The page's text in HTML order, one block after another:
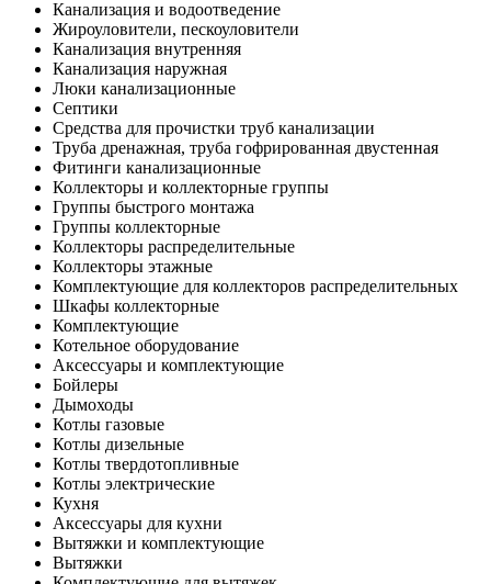
Канализация и водоотведение
Жироуловители, пескоуловители
Канализация внутренняя
Канализация наружная
Люки канализационные
Септики
Средства для прочистки труб канализации
Труба дренажная, труба гофрированная двустенная
Фитинги канализационные
Коллекторы и коллекторные группы
Группы быстрого монтажа
Группы коллекторные
Коллекторы распределительные
Коллекторы этажные
Комплектующие для коллекторов распределительных
Шкафы коллекторные
Комплектующие
Котельное оборудование
Аксессуары и комплектующие
Бойлеры
Дымоходы
Котлы газовые
Котлы дизельные
Котлы твердотопливные
Котлы электрические
Кухня
Аксессуары для кухни
Вытяжки и комплектующие
Вытяжки